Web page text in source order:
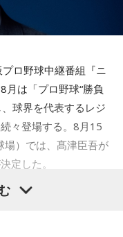
ます。あなたは追い
い浮かべる、利他的
る、あたたかい心の
ぎないよう気をつけ
」
ています。あなたは
守り抜く、利己的な
ロ野球中継番組『ニ
月は「プロ野球“勝負
球界を代表するレジ
々登場する。8月15
場）では、髙津臣吾が
定した。